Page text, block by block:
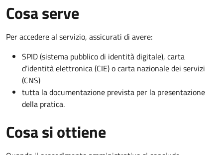
Cosa serve
Per accedere al servizio, assicurati di avere:
SPID (sistema pubblico di identità digitale), carta
d’identità elettronica (CIE) o carta nazionale dei servizi
(CNS)
tutta la documentazione prevista per la presentazione
della pratica.
Cosa si ottiene